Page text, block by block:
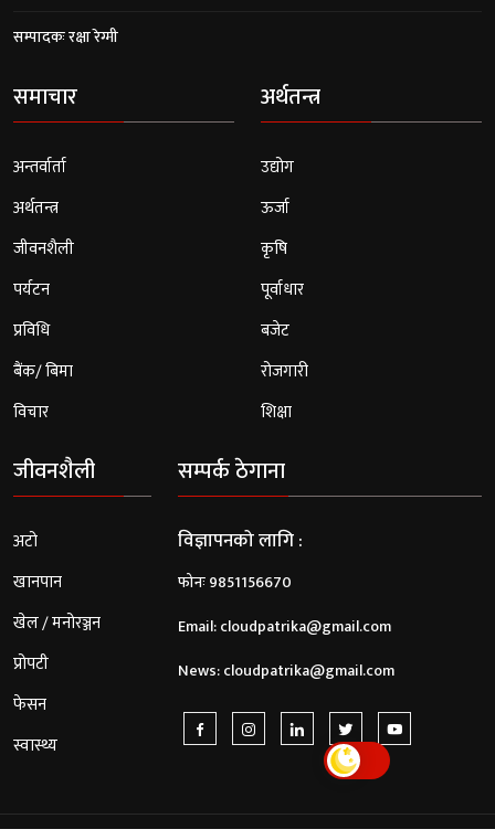
सम्पादकः रक्षा रेग्मी
समाचार
अन्तर्वार्ता
अर्थतन्त्र
जीवनशैली
पर्यटन
प्रविधि
बैंक/ बिमा
विचार
अर्थतन्त्र
उद्योग
ऊर्जा
कृषि
पूर्वाधार
बजेट
रोजगारी
शिक्षा
जीवनशैली
अटो
खानपान
खेल / मनोरञ्जन
प्रोपटी
फेसन
स्वास्थ्य
सम्पर्क ठेगाना
विज्ञापनको लागि :
फोनः 9851156670
Email:cloudpatrika@gmail.com
News:cloudpatrika@gmail.com